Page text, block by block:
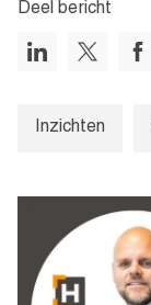
Deel bericht
Inzichten